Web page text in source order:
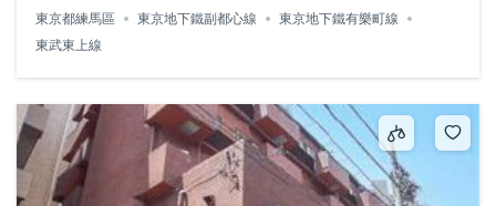
東京都練馬區
東京地下鐵副都心線
東京地下鐵有樂町線
東武東上線